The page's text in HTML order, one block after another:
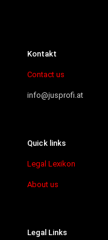
Kontakt
Contact us
info@jusprofi.at
Quick links
Legal Lexikon
About us
Legal Links